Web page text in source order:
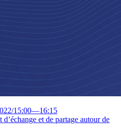
/15:00—16:15
d’échange et de partage autour de